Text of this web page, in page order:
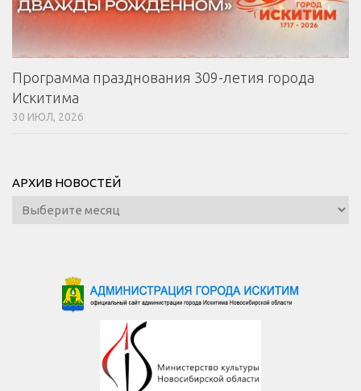
Программа празднования 309-летия города
Искитима
30 ИЮЛ, 2026
АРХИВ НОВОСТЕЙ
Архив
новостей